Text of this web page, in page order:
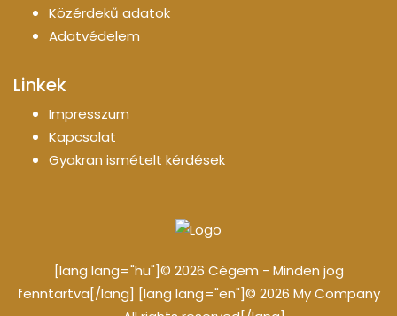
Közérdekű adatok
Adatvédelem
Linkek
Impresszum
Kapcsolat
Gyakran ismételt kérdések
[lang lang="hu"]© 2026 Cégem - Minden jog
fenntartva[/lang] [lang lang="en"]© 2026 My Company